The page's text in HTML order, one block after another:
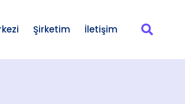
Şirketim İletişim